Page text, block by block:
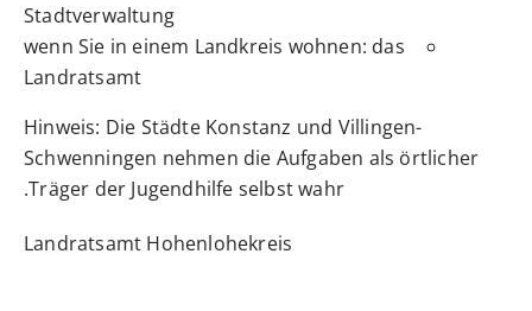
Stadtverwaltung
wenn Sie in einem Landkreis wohnen: das
Landratsamt
Hinweis: Die Städte Konstanz und Villingen-
Schwenningen nehmen die Aufgaben als örtlicher
Träger der Jugendhilfe selbst wahr.
Landratsamt Hohenlohekreis